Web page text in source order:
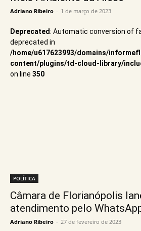
Adriano Ribeiro - 1 de março de 2023
POLÍTICA
Deprecated: Automatic conversion of
deprecated in
/home/u617623993/domains/
content/plugins/td-cloud-library/
on line 350
Câmara de Florianópolis
atendimento pelo
Adriano Ribeiro - 27 de fevereiro de 2023